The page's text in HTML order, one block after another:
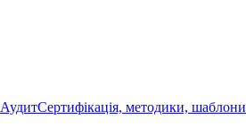
АудитСертифікація, методики, шаблони